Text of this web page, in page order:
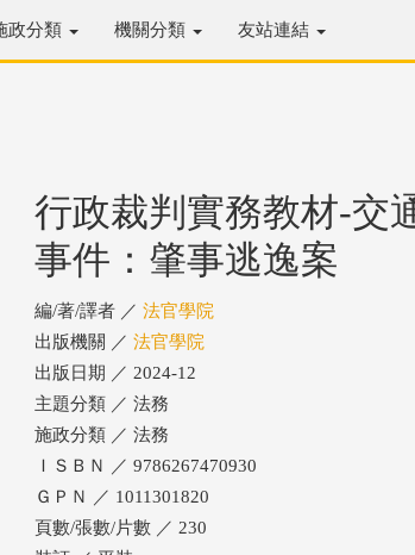
政分類 機關分類 友站連結
行政裁判實務教材-交
事件：肇事逃逸案
編/著/譯者 ／ 法官學院
出版機關 ／ 法官學院
出版日期 ／ 2024-12
主題分類 ／ 法務
施政分類 ／ 法務
ＩＳＢＮ ／ 9786267470930
ＧＰＮ ／ 1011301820
頁數/張數/片數 ／ 230